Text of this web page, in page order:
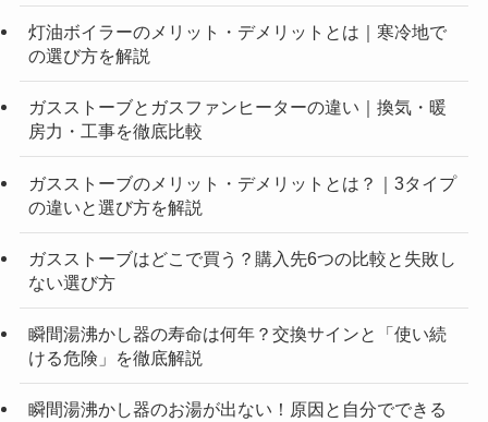
灯油ボイラーのメリット・デメリットとは｜寒冷地で
の選び方を解説
ガスストーブとガスファンヒーターの違い｜換気・暖
房力・工事を徹底比較
ガスストーブのメリット・デメリットとは？｜3タイプ
の違いと選び方を解説
ガスストーブはどこで買う？購入先6つの比較と失敗し
ない選び方
瞬間湯沸かし器の寿命は何年？交換サインと「使い続
ける危険」を徹底解説
瞬間湯沸かし器のお湯が出ない！原因と自分でできる